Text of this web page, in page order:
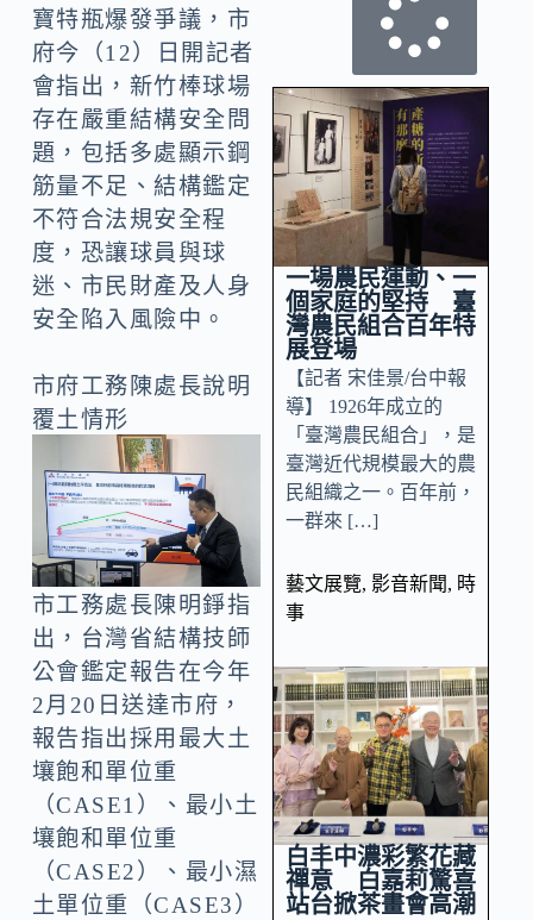
寶特瓶爆發爭議，市
府今（12）日開記者
會指出，新竹棒球場
存在嚴重結構安全問
題，包括多處顯示鋼
筋量不足、結構鑑定
不符合法規安全程
度，恐讓球員與球
迷、市民財產及人身
安全陷入風險中。
市府工務陳處長說明
覆土情形
市工務處長陳明錚指
出，台灣省結構技師
公會鑑定報告在今年
2月20日送達市府，
報告指出採用最大土
壤飽和單位重
（CASE1）、最小土
壤飽和單位重
（CASE2）、最小濕
土單位重（CASE3）
一場農民運動、一
個家庭的堅持 臺
灣農民組合百年特
展登場
【記者 宋佳景/台中報
導】 1926年成立的
「臺灣農民組合」，是
臺灣近代規模最大的農
民組織之一。百年前，
一群來 […]
藝文展覽, 影音新聞, 時
事
白丰中濃彩繁花藏
禪意 白嘉莉驚喜
站台掀茶畫會高潮